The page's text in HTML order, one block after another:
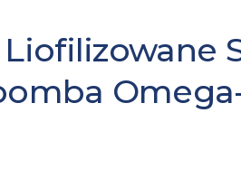
Liofilizowane